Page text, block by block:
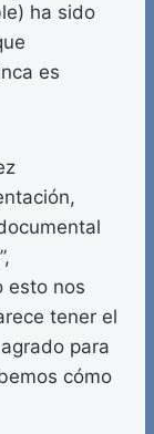
ha sido
es
esto nos
tener el
para
cómo